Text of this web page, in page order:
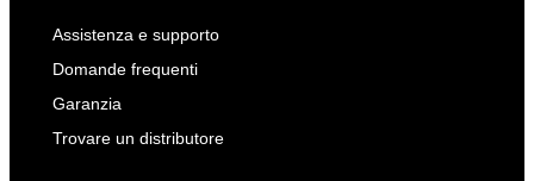
Assistenza e supporto
Domande frequenti
Garanzia
Trovare un distributore